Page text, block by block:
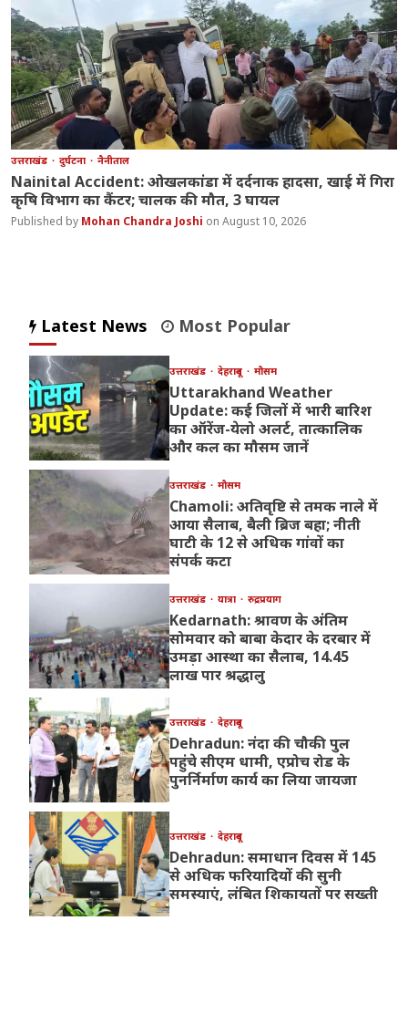
उत्तराखंड दुर्घटना नैनीताल
Nainital Accident: ओखलकांडा में दर्दनाक हादसा, खाई में गिरा
कृषि विभाग का कैंटर; चालक की मौत, 3 घायल
Mohan Chandra Joshi August 10, 2026
Latest News Most Popular
उत्तराखंड देहरादून मौसम
Uttarakhand Weather
Update: कई जिलों में भारी बारिश
का ऑरेंज-येलो अलर्ट, तात्कालिक
और कल का मौसम जानें
उत्तराखंड मौसम
Chamoli: अतिवृष्टि से तमक नाले में
आया सैलाब, बैली ब्रिज बहा; नीती
घाटी के 12 से अधिक गांवों का
संपर्क कटा
उत्तराखंड यात्रा रुद्रप्रयाग
Kedarnath: श्रावण के अंतिम
सोमवार को बाबा केदार के दरबार में
उमड़ा आस्था का सैलाब, 14.45
लाख पार श्रद्धालु
उत्तराखंड देहरादून
Dehradun: नंदा की चौकी पुल
पहुंचे सीएम धामी, एप्रोच रोड के
पुनर्निर्माण कार्य का लिया जायजा
उत्तराखंड देहरादून
Dehradun: समाधान दिवस में 145
से अधिक फरियादियों की सुनी
समस्याएं, लंबित शिकायतों पर सख्ती